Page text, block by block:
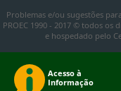
Problemas e/ou sugestões
PROEC 1990 - 2017 © todos
e hospedado pelo